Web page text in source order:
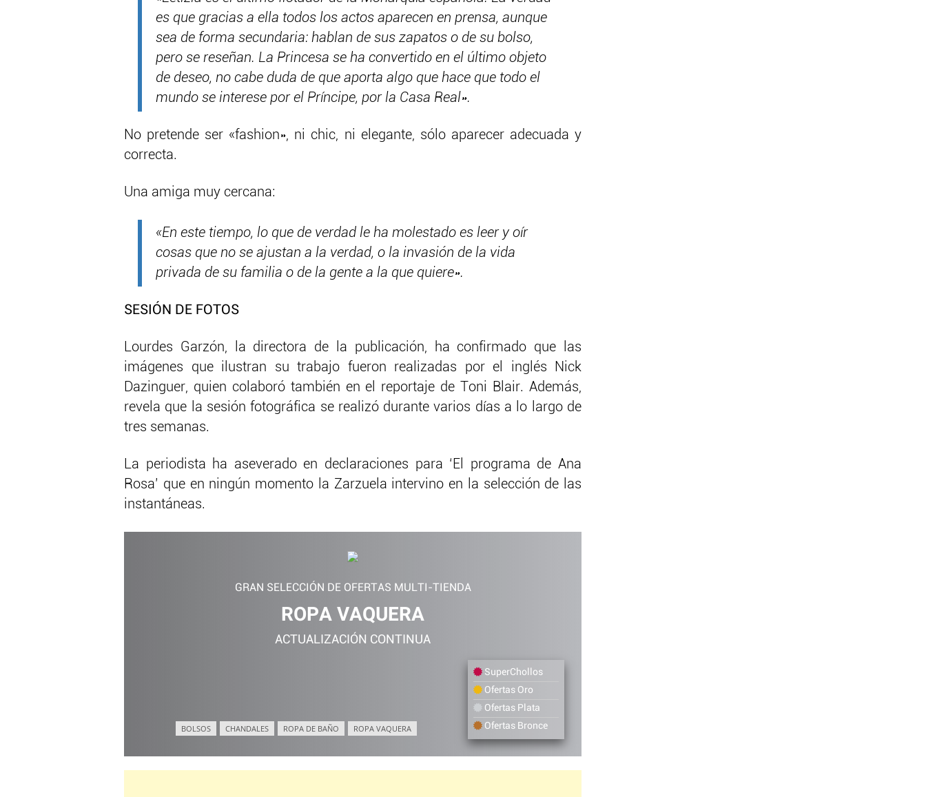
es que gracias a ella todos los actos aparecen en prensa, aunque
sea de forma secundaria: hablan de sus zapatos o de su bolso,
pero se reseñan. La Princesa se ha convertido en el último objeto
de deseo, no cabe duda de que aporta algo que hace que todo el
mundo se interese por el Príncipe, por la Casa Real».
No pretende ser «fashion», ni chic, ni elegante, sólo aparecer adecuada y
correcta.
Una amiga muy cercana:
«En este tiempo, lo que de verdad le ha molestado es leer y oír
cosas que no se ajustan a la verdad, o la invasión de la vida
privada de su familia o de la gente a la que quiere».
SESIÓN DE FOTOS
Lourdes Garzón, la directora de la publicación, ha confirmado que las
imágenes que ilustran su trabajo fueron realizadas por el inglés Nick
Dazinguer, quien colaboró también en el reportaje de Toni Blair. Además,
revela que la sesión fotográfica se realizó durante varios días a lo largo de
tres semanas.
La periodista ha aseverado en declaraciones para ‘El programa de Ana
Rosa’ que en ningún momento la Zarzuela intervino en la selección de las
instantáneas.
GRAN SELECCIÓN DE OFERTAS MULTI-TIENDA
ROPA VAQUERA
ACTUALIZACIÓN CONTINUA
BOLSOS CHANDALES ROPA DE BAÑO ROPA VAQUERA
SuperChollos
Ofertas Oro
Ofertas Plata
Ofertas Bronce